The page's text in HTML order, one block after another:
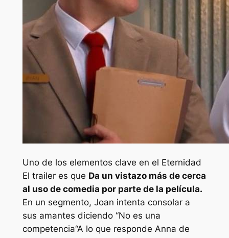
Uno de los elementos clave en el Eternidad
El trailer es que Da un vistazo más de cerca
al uso de comedia por parte de la película.
En un segmento, Joan intenta consolar a
sus amantes diciendo “No es una
competencia“A lo que responde Anna de